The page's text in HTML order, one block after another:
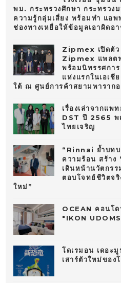
พม. กระทรวงศึกษา กระทรวง
ความรู้กลุ่มเสี่ยง พร้อมทำ แอพ
ช่องทางเหยื่อให้ข้อมูลเอาผิดอ
Zipmex เปิดตั
Zipmex แพลต
พร้อมนิทรรศกา
แห่งแรกในเอเชี
ใต้ ณ ศูนย์การค้าสยามพาราก
เรื่องเล่าจากแพ
DST ปี 2565
ไทยเจริญ
“Rinnai ย้ำบท
ความร้อน สร้าง
เดินหน้านวัตกร
ตอบโจทย์ชีวิตจ
ใหม่”
OCEAN คอนโ
"IKON
โดเรมอน เดอะ
เสาร์ตัวใหม่ของ